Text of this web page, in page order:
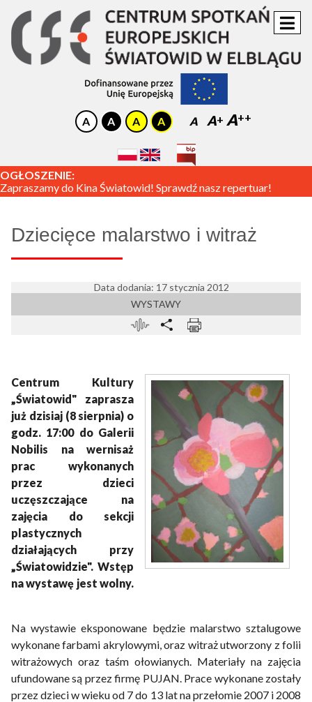
A A A
OGŁOSZENIE:
Zapraszamy do Kina Światowid! Sprawdź nasz repertuar!
Dziecięce malarstwo i witraż
Data dodania: 17 stycznia 2012
WYSTAWY
Centrum Kultury
„Światowid" zaprasza
już dzisiaj (8 sierpnia) o
godz. 17:00 do Galerii
Nobilis na wernisaż
prac wykonanych
przez dzieci
uczęszczające na
zajęcia do sekcji
plastycznych
działających przy
„Światowidzie". Wstęp
na wystawę jest wolny.
Na wystawie eksponowane będzie malarstwo sztalugowe
wykonane farbami akrylowymi, oraz witraż utworzony z folii
witrażowych oraz taśm ołowianych. Materiały na zajęcia
ufundowane są przez firmę PUJAN. Prace wykonane zostały
przez dzieci w wieku od 7 do 13 lat na przełomie 2007 i 2008